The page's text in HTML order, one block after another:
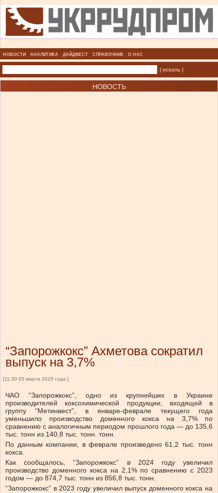
НОВОСТИ АНАЛИТИКА ДАЙДЖЕСТ СПРАВОЧНИК О НАС
| искать |
НОВОСТЬ
“Запорожкокс” Ахметова сократил
выпуск на 3,7%
[11:30 05 марта 2025 года ]
ЧАО “Запорожкокс”, одно из крупнейших в Украине
производителей коксохимической продукции, входящей в
группу “Метинвест”, в январе-феврале текущего года
уменьшило производство доменного кокса на 3,7% по
сравнению с аналогичным периодом прошлого года — до 135,6
тыс. тонн из 140,8 тыс. тонн. тонн.
По данным компании, в феврале произведено 61,2 тыс. тонн
кокса.
Как сообщалось, “Запорожкокс” в 2024 году увеличил
производство доменного кокса на 2,1% по сравнению с 2023
годом — до 874,7 тыс. тонн из 856,8 тыс. тонн.
“Запорожкокс” в 2023 году увеличил выпуск доменного кокса на